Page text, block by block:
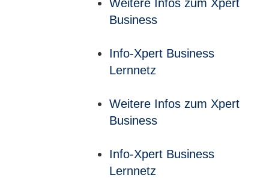
Weitere Infos zum Xpert
Business
Info-Xpert Business
Lernnetz
Weitere Infos zum Xpert
Business
Info-Xpert Business
Lernnetz